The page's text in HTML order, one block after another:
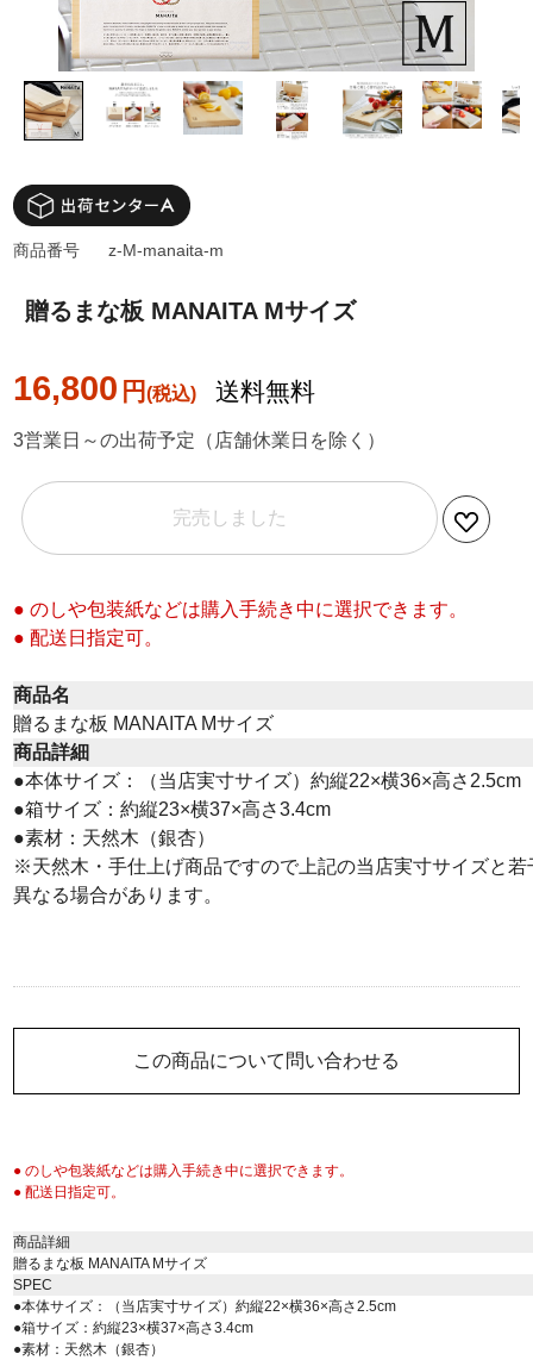
贈るまな板 MANAITA Mサイズ
16,800 円 送料無料
商品番号 z-M-manaita-m
3営業日～の出荷予定（店舗休業日を除く）
完売しました
この商品について問い合わせる
● のしや包装紙などは購入手続き中に選択できます。
● 配送日指定可。
商品詳細
贈るまな板 MANAITA Mサイズ
SPEC
●本体サイズ：（当店実寸サイズ）約縦22×横36×高さ2.5cm
●箱サイズ：約縦23×横37×高さ3.4cm
●素材：天然木（銀杏）
● のしや包装紙などは購入手続き中に選択できます。
● 配送日指定可。
商品名
贈るまな板 MANAITA Mサイズ
商品詳細
●本体サイズ：（当店実寸サイズ）約縦22×横36×高さ2.5cm
●箱サイズ：約縦23×横37×高さ3.4cm
●素材：天然木（銀杏）
※天然木・手仕上げ商品ですので上記の当店実寸サイズと若
異なる場合があります。